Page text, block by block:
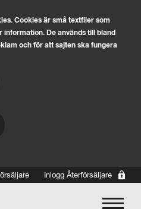
Cookies är små textfiler som
information. De används till bland
och för att sajten ska fungera
Inlogg Återförsäljare